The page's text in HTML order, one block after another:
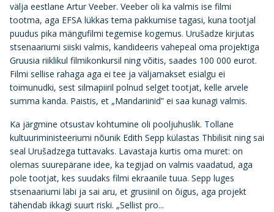
välja eestlane Artur Veeber. Veeber oli ka valmis ise filmi
tootma, aga EFSA lükkas tema pakkumise tagasi, kuna tootjal
puudus pika mängufilmi tegemise kogemus. Urušadze kirjutas
stsenaariumi siiski valmis, kandideeris vahepeal oma projektiga
Gruusia riiklikul filmikonkursil ning võitis, saades 100 000 eurot.
Filmi sellise rahaga aga ei tee ja väljamakset esialgu ei
toimunudki, sest silmapiiril polnud selget tootjat, kelle arvele
summa kanda. Paistis, et „Mandariinid” ei saa kunagi valmis.
Ka järgmine otsustav kohtumine oli pooljuhuslik. Tollane
kultuuriministeeriumi nõunik Edith Sepp külastas Thbilisit ning sai
seal Urušadzega tuttavaks. Lavastaja kurtis oma muret: on
olemas suurepärane idee, ka tegijad on valmis vaadatud, aga
pole tootjat, kes suudaks filmi ekraanile tuua. Sepp luges
stsenaariumi läbi ja sai aru, et grusiinil on õigus, aga projekt
tähendab ikkagi suurt riski. „Sellist pro...